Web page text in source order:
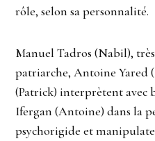
rôle, selon sa personnalité.
Manuel Tadros (Nabil),
patriarche, Antoine Yared
(Patrick) interprètent avec
Ifergan (Antoine) dans la
psychorigide et